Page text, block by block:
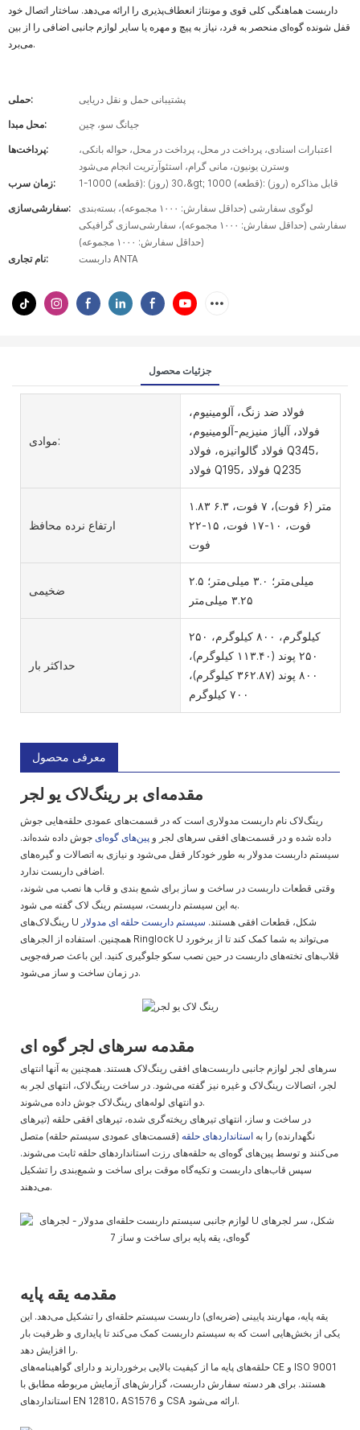
داربست هماهنگی کلی قوی و مونتاژ انعطاف‌پذیری را ارائه می‌دهد. ساختار اتصال خود
قفل شونده گوه‌ای منحصر به فرد، نیاز به پیچ و مهره یا سایر لوازم جانبی اضافی را از بین
می‌برد.
حملی: پشتیبانی حمل و نقل دریایی
محل مبدا: جیانگ سو، چین
پرداخت‌ها:
اعتبارات اسنادی، پرداخت در محل، پرداخت در محل، حواله بانکی،
وسترن یونیون، مانی گرام، استئوآرتریت انجام می‌شود
زمان سرب:
1-1000 (قطعه): 30 (روز)،&gt; 1000 (قطعه): قابل مذاکره (روز)
سفارشی‌سازی:
لوگوی سفارشی (حداقل سفارش: ۱۰۰۰ مجموعه)، بسته‌بندی
سفارشی (حداقل سفارش: ۱۰۰۰ مجموعه)، سفارشی‌سازی گرافیکی
(حداقل سفارش: ۱۰۰۰ مجموعه)
نام تجاری:
داربست ANTA
جزئیات محصول
موادی:
فولاد ضد زنگ، آلومینیوم،
فولاد، آلیاژ منیزیم-آلومینیوم،
فولاد گالوانیزه، فولاد Q345،
فولاد Q195، فولاد Q235
ارتفاع نرده محافظ
۱.۸۳ متر (۶ فوت)، ۷ فوت، ۶.۳
فوت، ۱۰-۱۷ فوت، ۱۵-۲۲
فوت
ضخیمی
۲.۵ میلی‌متر؛ ۳.۰ میلی‌متر؛
۳.۲۵ میلی‌متر
حداکثر بار
۲۵۰ کیلوگرم، ۸۰۰ کیلوگرم،
۲۵۰ پوند (۱۱۳.۴۰ کیلوگرم)،
۸۰۰ پوند (۳۶۲.۸۷ کیلوگرم)،
۷۰۰ کیلوگرم
معرفی محصول
مقدمه‌ای بر رینگ‌لاک یو لجر
رینگ‌لاک نام داربست مدولاری است که در قسمت‌های عمودی حلقه‌هایی جوش
داده شده و در قسمت‌های افقی سرهای لجر و پین‌های گوه‌ای جوش داده شده‌اند.
سیستم داربست مدولار به طور خودکار قفل می‌شود و نیازی به اتصالات و گیره‌های
اضافی داربست ندارد.
وقتی قطعات داربست در ساخت و ساز برای شمع بندی و قاب ها نصب می شوند،
به این سیستم داربست، سیستم رینگ لاک گفته می شود.
رینگ‌لاک‌های U شکل، قطعات افقی هستند. سیستم داربست حلقه ای مدولار
همچنین. استفاده از الجرهای Ringlock U می‌تواند به شما کمک کند تا از برخورد
قلاب‌های تخته‌های داربست در حین نصب سکو جلوگیری کنید. این باعث صرفه‌جویی
در زمان ساخت و ساز می‌شود.
مقدمه سرهای لجر گوه ای
سرهای لجر لوازم جانبی داربست‌های افقی رینگ‌لاک هستند. همچنین به آنها انتهای
لجر، اتصالات رینگ‌لاک و غیره نیز گفته می‌شود. در ساخت رینگ‌لاک، انتهای لجر به
دو انتهای لوله‌های رینگ‌لاک جوش داده می‌شوند.
در ساخت و ساز، انتهای تیرهای ریخته‌گری شده، تیرهای افقی حلقه (تیرهای
نگهدارنده) را به استانداردهای حلقه (قسمت‌های عمودی سیستم حلقه) متصل
می‌کنند و توسط پین‌های گوه‌ای به حلقه‌های رزت استانداردهای حلقه ثابت می‌شوند.
سپس قاب‌های داربست و تکیه‌گاه موقت برای ساخت و شمع‌بندی را تشکیل
می‌دهند.
مقدمه یقه پایه
یقه پایه، مهاربند پایینی (ضربه‌ای) داربست سیستم حلقه‌ای را تشکیل می‌دهد. این
یکی از بخش‌هایی است که به سیستم داربست کمک می‌کند تا پایداری و ظرفیت بار
را افزایش دهد.
حلقه‌های پایه ما از کیفیت بالایی برخوردارند و دارای گواهینامه‌های CE و ISO 9001
هستند. برای هر دسته سفارش داربست، گزارش‌های آزمایش مربوطه مطابق با
استانداردهای EN 12810، AS1576 و CSA ارائه می‌شود.